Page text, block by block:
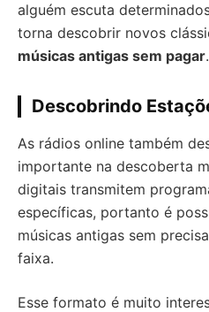
alguém escuta
torna descobrir novos
músicas antigas sem pagar.
Descobrindo
As rádios online também
importante na descoberta
digitais transmitem
específicas, portanto é
músicas antigas sem
faixa.
Esse formato é muito